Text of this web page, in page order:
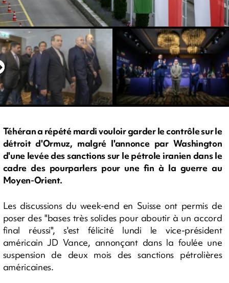
Téhéran a répété mardi vouloir garder le contrôle sur le
détroit d'Ormuz, malgré l'annonce par Washington
d'une levée des sanctions sur le pétrole iranien dans le
cadre des pourparlers pour une fin à la guerre au
Moyen-Orient.
Les discussions du week-end en Suisse ont permis de
poser des "bases très solides pour aboutir à un accord
final réussi", s'est félicité lundi le vice-président
américain JD Vance, annonçant dans la foulée une
suspension de deux mois des sanctions pétrolières
américaines.